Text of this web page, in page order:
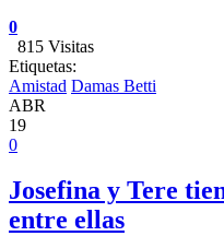
0
815 Visitas
Etiquetas:
Amistad Damas Betti
ABR
19
0
Josefina y Tere
entre ellas